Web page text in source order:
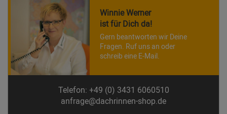
Winnie Werner
ist für Dich da!
Gern beantworten wir Deine
Fragen. Ruf uns an oder
schreib eine E-Mail.
Telefon: +49 (0) 3431 6060510
anfrage@dachrinnen-shop.de